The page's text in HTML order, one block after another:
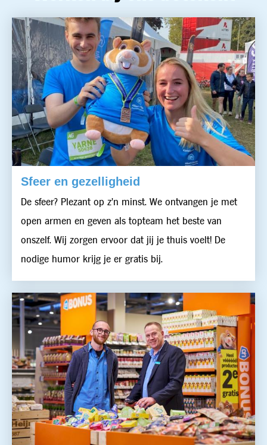
Sfeer en gezelligheid
De sfeer? Plezant op z’n minst. We ontvangen je met
open armen en geven als topteam het beste van
onszelf. Wij zorgen ervoor dat jij je thuis voelt! De
nodige humor krijg je er gratis bij.